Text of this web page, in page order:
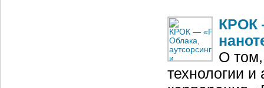
КРОК
О
технологии и